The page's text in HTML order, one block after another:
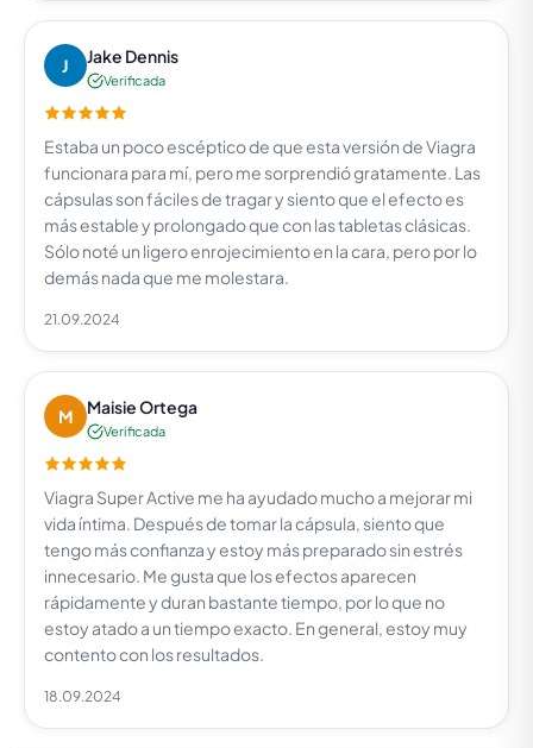
J Jake Dennis
Verificada
Estaba un poco escéptico de que esta versión de Viagra
funcionara para mí, pero me sorprendió gratamente. Las
cápsulas son fáciles de tragar y siento que el efecto es
más estable y prolongado que con las tabletas clásicas.
Sólo noté un ligero enrojecimiento en la cara, pero por lo
demás nada que me molestara.
21.09.2024
M Maisie Ortega
Verificada
Viagra Super Active me ha ayudado mucho a mejorar mi
vida íntima. Después de tomar la cápsula, siento que
tengo más confianza y estoy más preparado sin estrés
innecesario. Me gusta que los efectos aparecen
rápidamente y duran bastante tiempo, por lo que no
estoy atado a un tiempo exacto. En general, estoy muy
contento con los resultados.
18.09.2024